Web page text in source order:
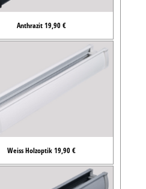
Anthrazit 19,90 €
Weiss Holzoptik 19,90 €